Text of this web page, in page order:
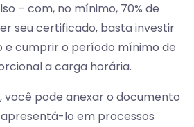
– com, no mínimo, 70% de
seu certificado, basta investir
e cumprir o período mínimo de
a carga horária.
você pode anexar o documento
lo em processos